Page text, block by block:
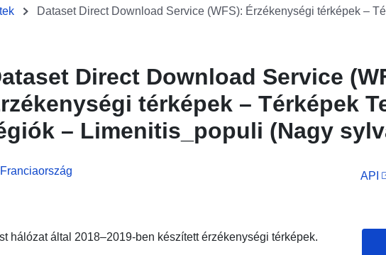
Direct Download Service
térképek – Térképek
– Limenitis_populi (Nagy
API
hálózat által 2018–2019-ben készített érzékenységi térképek.